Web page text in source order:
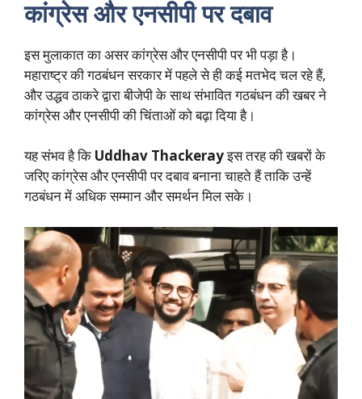
कांग्रेस और एनसीपी पर दबाव
इस मुलाकात का असर कांग्रेस और एनसीपी पर भी पड़ा है।
महाराष्ट्र की गठबंधन सरकार में पहले से ही कई मतभेद चल रहे हैं,
और उद्धव ठाकरे द्वारा बीजेपी के साथ संभावित गठबंधन की खबर ने
कांग्रेस और एनसीपी की चिंताओं को बढ़ा दिया है।
यह संभव है कि Uddhav Thackerayइस तरह की खबरों के
जरिए कांग्रेस और एनसीपी पर दबाव बनाना चाहते हैं ताकि उन्हें
गठबंधन में अधिक सम्मान और समर्थन मिल सके।